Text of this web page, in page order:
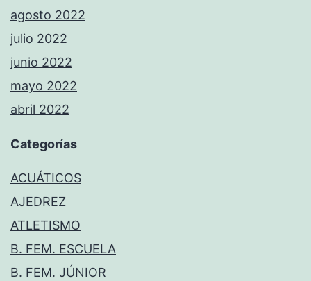
agosto 2022
julio 2022
junio 2022
mayo 2022
abril 2022
Categorías
ACUÁTICOS
AJEDREZ
ATLETISMO
B. FEM. ESCUELA
B. FEM. JÚNIOR